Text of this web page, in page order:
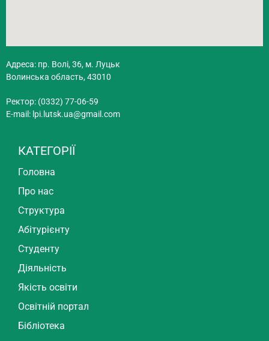
Адреса: пр. Волі, 36, м. Луцьк
Волинська область, 43010
Ректор: (0332) 77-06-59
E-mail: lpi.lutsk.ua@gmail.com
КАТЕГОРІЇ
Головна
Про нас
Структура
Абітурієнту
Студенту
Діяльність
Якість освіти
Освітній портал
Бібліотека